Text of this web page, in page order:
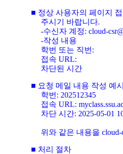
■ 정상 사용자의 페이지
주시기 바랍니다.
-수신자 계정: cloud-
-작성 내용
학번 또는 직번:
접속 URL:
차단된 시간
■ 요청 메일 내용 작성 예시
학번: 202512345
접속 URL:
차단 시간: 2025-05-01
위와 같은 내용을
■ 처리 절차